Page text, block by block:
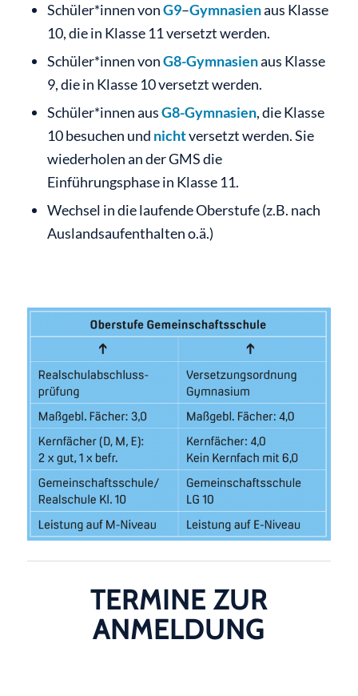
Schüler*innen vonG9–Gymnasienaus Klasse
10, die in Klasse 11 versetzt werden.
Schüler*innen vonG8-Gymnasienaus Klasse
9, die in Klasse 10 versetzt werden.
Schüler*innen ausG8-Gymnasien, die Klasse
10 besuchen und nichtversetzt werden. Sie
wiederholen an der GMS die
Einführungsphase in Klasse 11.
Wechsel in die laufende Oberstufe (z.B. nach
Auslandsaufenthalten o.ä.)
TERMINE ZUR
ANMELDUNG